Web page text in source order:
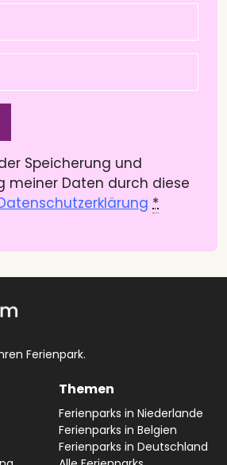
(Pflichtfeld)
Speicherung und
meiner Daten durch diese
*
Ferienpark.
Themen
Ferienparks in Niederlande
Ferienparks in Belgien
Ferienparks in Deutschland